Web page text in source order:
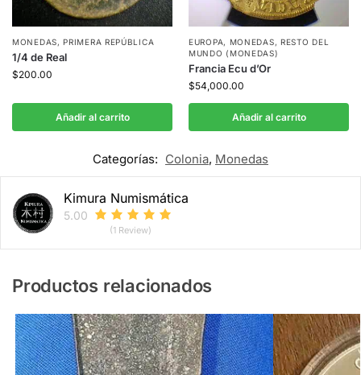
MONEDAS, PRIMERA REPÚBLICA
1/4 de Real
$200.00
Añadir al carrito
EUROPA, MONEDAS, RESTO DEL
MUNDO (MONEDAS)
Francia Ecu d’Or
$54,000.00
Añadir al carrito
Categorías: Colonia, Monedas
Kimura Numismática
5.00
(1 Review)
Productos relacionados